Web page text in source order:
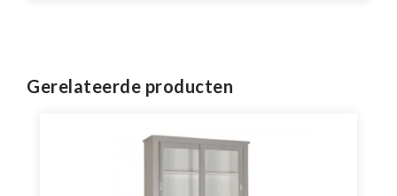
Gerelateerde producten